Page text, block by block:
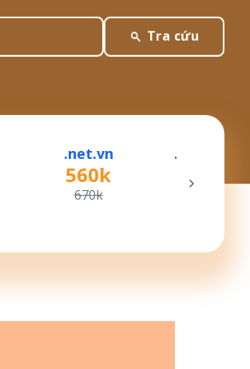
Tra cứu
.net.vn
560k
670k
.gov.vn
380k